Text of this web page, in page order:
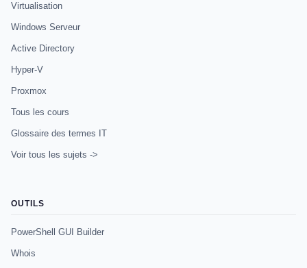
Virtualisation
Windows Serveur
Active Directory
Hyper-V
Proxmox
Tous les cours
Glossaire des termes IT
Voir tous les sujets ->
OUTILS
PowerShell GUI Builder
Whois